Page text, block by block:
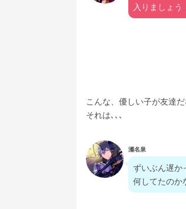
入りましょう
こんな、優しい子が友達
それは､､､
瀬名泉
ずいぶん遅か
何してたのか